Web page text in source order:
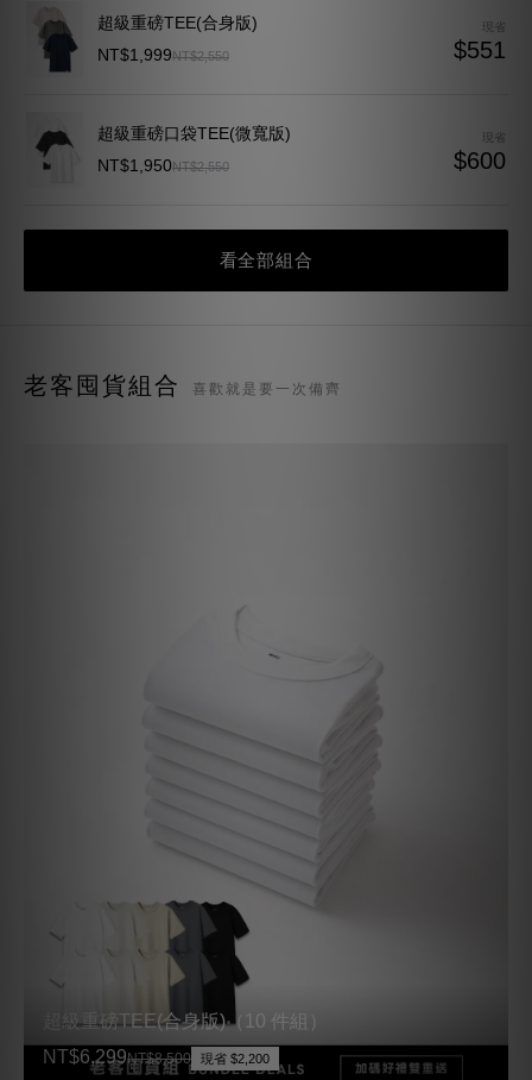
超級重磅TEE(合身版)
NT$1,999NT$2,550
現省
$551
超級重磅口袋TEE(微寬版)
NT$1,950NT$2,550
現省
$600
看全部組合
老客囤貨組合 喜歡就是要一次備齊
超級重磅TEE(合身版)（10 件組）
NT$6,299NT$8,500 現省 $2,200